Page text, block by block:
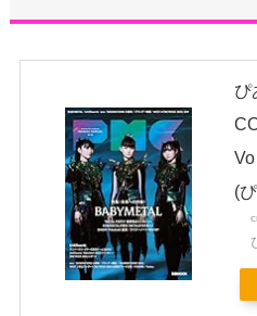
【画像】元美人銀行員、25kg
日本独自企画・限定生産盤「
JAPAN EDITION)」着弾
【BABYMETAL】METAL
開封レビュー!
ぴ
(